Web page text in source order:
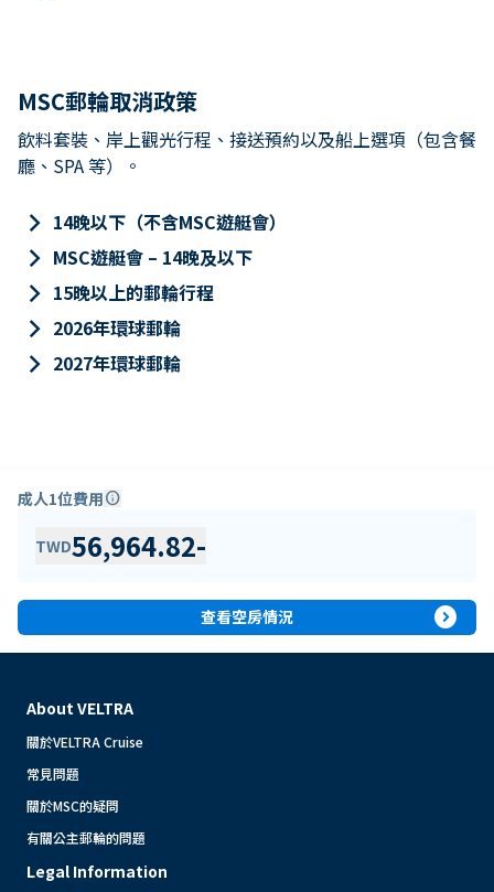
MSC郵輪取消政策
飲料套裝、岸上觀光行程、接送預約以及船上選項（包含餐
廳、SPA 等）。
keyboard_arrow_right 14晚以下（不含MSC遊艇會）
keyboard_arrow_right MSC遊艇會 – 14晚及以下
keyboard_arrow_right 15晚以上的郵輪行程
keyboard_arrow_right 2026年環球郵輪
keyboard_arrow_right 2027年環球郵輪
成人1位費用info
TWD56,964.82-
查看空房情況 expand_circle_right
About VELTRA
關於VELTRA Cruise
常見問題
關於MSC的疑問
有關公主郵輪的問題
Legal Information